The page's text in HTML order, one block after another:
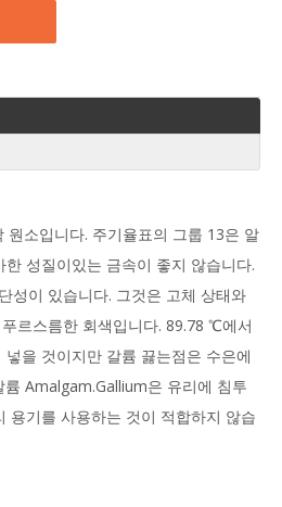
원소입니다. 주기율표의 그룹 13은 알
성질이있는 금속이 좋지 않습니다.
성이 있습니다. 그것은 고체 상태와
르스름한 회색입니다. 89.78 ℃에서
을 것이지만 갈륨 끓는점은 수은에
Amalgam.Gallium은 유리에 침투
용기를 사용하는 것이 적합하지 않습